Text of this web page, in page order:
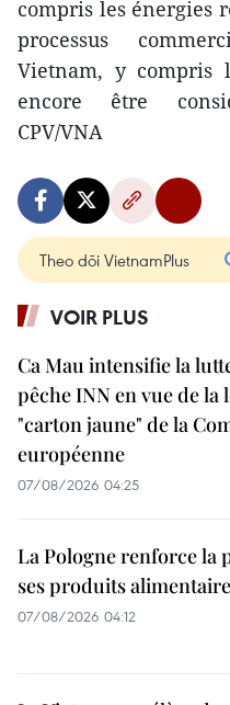
compris les énergies
processus
Vietnam, y compris
encore être
CPV/VNA
Theo dõi VietnamPlus
VOIR PLUS
Ca Mau intensifie la
pêche INN en vue de la
"carton jaune" de la
européenne
07/08/2026 04:25
La Pologne renforce la
ses produits
07/08/2026 04:12